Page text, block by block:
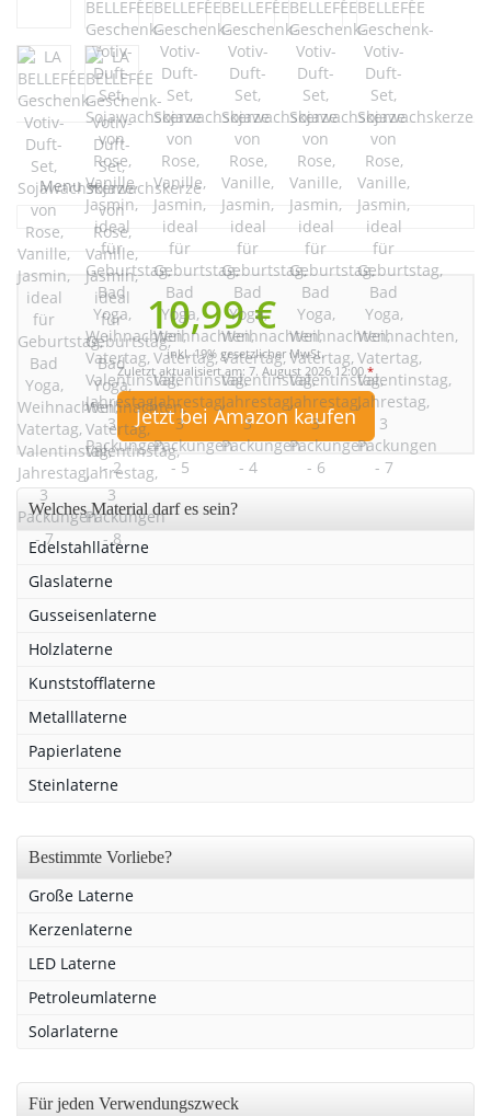
Menu
10,99 €
inkl. 19% gesetzlicher MwSt.
Zuletzt aktualisiert am: 7. August 2026 12:00*
Jetzt bei Amazon kaufen
Welches Material darf es sein?
Edelstahllaterne
Glaslaterne
Gusseisenlaterne
Holzlaterne
Kunststofflaterne
Metalllaterne
Papierlatene
Steinlaterne
Bestimmte Vorliebe?
Große Laterne
Kerzenlaterne
LED Laterne
Petroleumlaterne
Solarlaterne
Für jeden Verwendungszweck